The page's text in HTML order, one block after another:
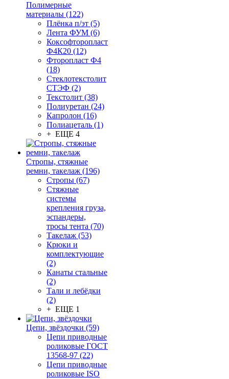
Полимерные
материалы (122)
Плёнка п/эт (5)
Лента ФУМ (6)
Коксофторопласт
Ф4К20 (12)
Фторопласт Ф4
(18)
Стеклотекстолит
СТЭФ (2)
Текстолит (38)
Полиуретан (24)
Капролон (16)
Полиацеталь (1)
+ ЕЩЕ 4
Стропы, стяжные
ремни, такелаж (196)
Стропы (67)
Стяжные
системы
крепления груза,
эспандеры,
тросы тента (70)
Такелаж (53)
Крюки и
комплектующие
(2)
Канаты стальные
(2)
Тали и лебёдки
(2)
+ ЕЩЕ 1
Цепи, звёздочки (59)
Цепи приводные
роликовые ГОСТ
13568-97 (22)
Цепи приводные
роликовые ISO